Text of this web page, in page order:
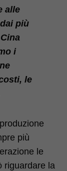
alle
più
i
le
più
le
riguardare la
for this